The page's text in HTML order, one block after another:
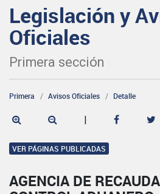
Legislación y
Oficiales
Primera sección
Primera Avisos Oficiales Detalle
|
VER PÁGINAS PUBLICADAS
AGENCIA DE